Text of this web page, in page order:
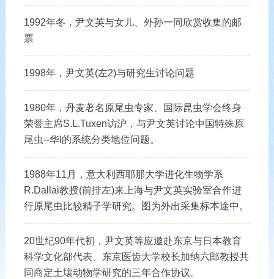
1992年冬，尹文英与女儿、外孙一同欣赏收集的邮
票
1998年，尹文英(左2)与研究生讨论问题
1980年，丹麦著名原尾虫专家、国际昆虫学会终身
荣誉主席S.L.Tuxen访沪，与尹文英讨论中国特殊原
尾虫--华I的系统分类地位问题。
1988年11月，意大利西耶那大学进化生物学系
R.Dallai教授(前排左)来上海与尹文英实验室合作进
行原尾虫比较精子学研究。图为外出采集标本途中。
20世纪90年代初，尹文英等应邀赴东京与日本教育
科学文化部代表、东京医齿大学校长加纳六郎教授共
同商定土壤动物学研究的三年合作协议。